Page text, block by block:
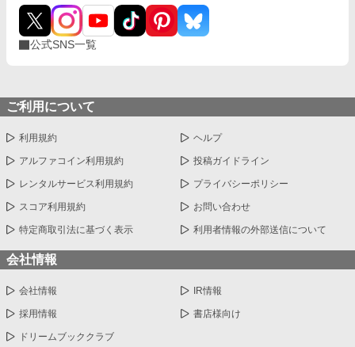
公式SNS一覧
ご利用について
利用規約 ヘルプ
アルファコイン利用規約 投稿ガイドライン
レンタルサービス利用規約 プライバシーポリシー
スコア利用規約 お問い合わせ
特定商取引法に基づく表示 利用者情報の外部送信について
会社情報
会社情報 IR情報
採用情報 書店様向け
ドリームブッククラブ